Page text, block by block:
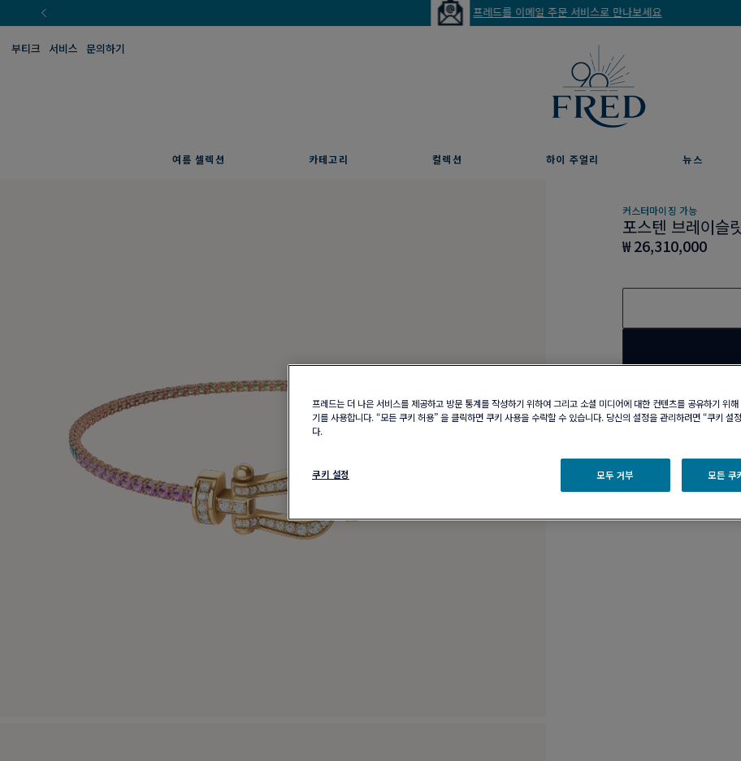
프레드를 이메일 주문 서비스로 만나보세요
부티크 서비스 문의하기
여름 셀렉션 카테고리 컬렉션 하이 주얼리 뉴스
커스터마이징 가능
포스텐 브레이슬
₩ 26,310,000
부티크 구매 가능 여부
18K 옐로 골드 및 다이
프레드는 더 나은 서비스를 제공하고 방문 통계를 작성하기 위하여 그리고 소셜 미디어에 대한 컨텐츠를 공유하기 위해
기를 사용합니다. “모든 쿠키 허용” 을 클릭하면 쿠키 사용을 수락할 수 있습니다. 당신의 설정을 관리하려면 “쿠키 설
다.
쿠키 설정 모두 거부 모든 쿠